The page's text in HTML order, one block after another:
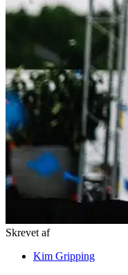
Skrevet af
Kim Gripping